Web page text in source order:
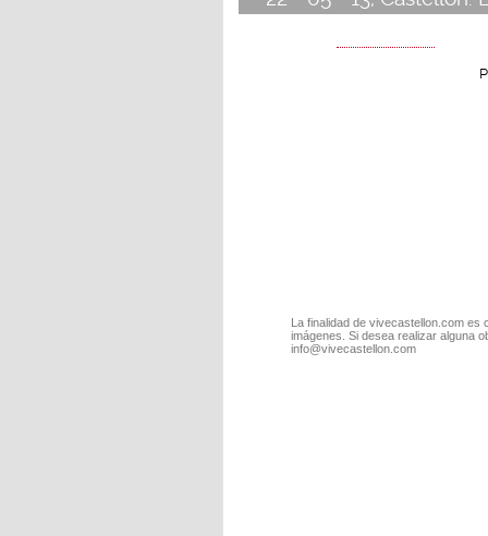
La finalidad de vivecastellon.com
imágenes. Si desea realizar alguna
info@vivecastellon.com